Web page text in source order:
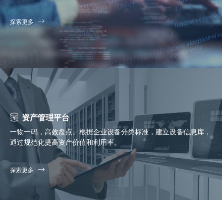
探索更多
资产管理平台
一物一码，高效盘点。根据企业设备分类标准，建立设备信息库，
通过规范化提高资产价值和利用率。
探索更多